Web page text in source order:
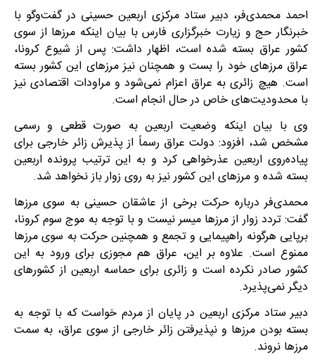
احمد محمدی‌فر، دبیر ستاد مرکزی اربعین حسینی در گفت‌وگو با
خبرنگار حج و زیارت خبرگزاری فارس با بیان اینکه مرزها از سوی
کشور عراق بسته شده است، اظهار داشت: پس از شیوع کرونا،
عراق مرزهای خود را بست و همچنان نیز مرزهای این کشور بسته
است. هیچ زائری به عراق اعزام نمی‌شود و مراودات اقتصادی نیز
با محدودیت‌های خاص در حال انجام است.
وی با بیان اینکه وضعیت اربعین به صورت قطعی و رسمی
مشخص شد، افزود: دولت عراق رسماً از پذیرش زائر خارجی برای
پیاده‌روی اربعین عذرخواهی کرد و به این ترتیب پرونده اربعین
بسته شده و مرزهای این کشور نیز به روی زوار باز نخواهد شد.
محمدی‌فر درباره حرکت برخی از عاشقان حسینی به سوی مرزها
گفت: تردد زوار از مرزها میسر نیست و با توجه به موج سوم کرونا،
برپایی هرگونه راهپیمایی و تجمع و همچنین حرکت به سوی مرزها
ممنوع است. علاوه بر این، عراق هم مجوزی برای ورود به این
کشور صادر نکرده است و زائری برای حماسه اربعین از کشورهای
دیگر نمی‌پذیرد.
دبیر ستاد مرکزی اربعین در پایان از مردم خواست که با توجه به
بسته بودن مرزها و نپذیرفتن زائر خارجی از سوی عراق، به سمت
مرزها نروند.